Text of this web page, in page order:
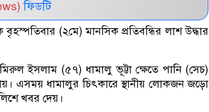
ফিডটি
বৃহস্পতিবার (২মে) মানসিক প্রতিবন্ধির লাশ উদ্ধার
ইসলাম (৫৭) ধামালু ভূট্টা ক্ষেতে পানি (সেচ)
এসময় ধামালুর চিৎকারে স্থানীয় লোকজন জড়ো
খবর দেয়।